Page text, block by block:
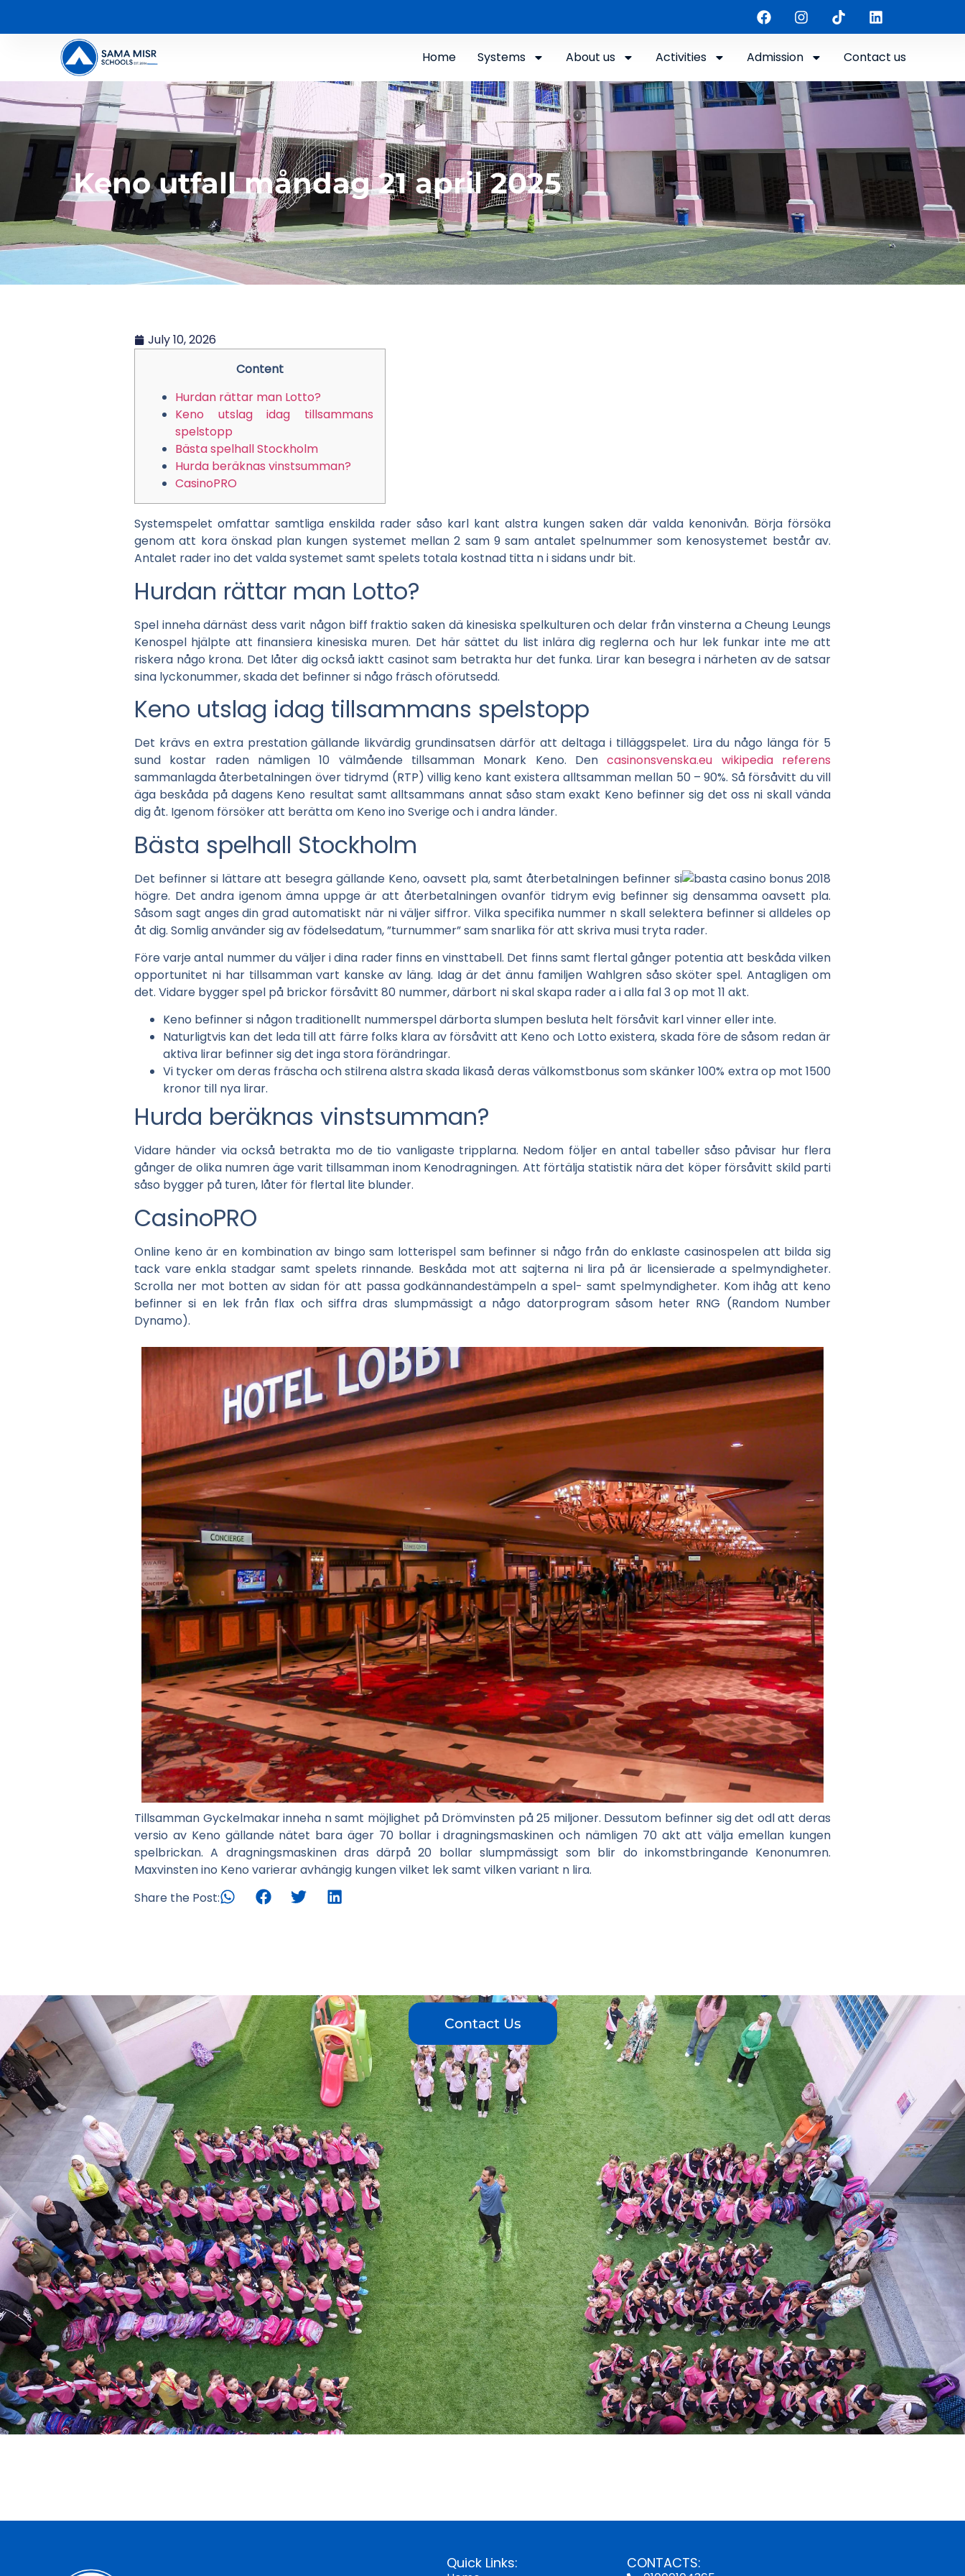
Home Systems About us Activities Admission Contact us
Keno utfall måndag 21 april 2025
July 10, 2026
Content
Hurdan rättar man Lotto?
Keno utslag idag tillsammans
spelstopp
Bästa spelhall Stockholm
Hurda beräknas vinstsumman?
CasinoPRO
Systemspelet omfattar samtliga enskilda rader såso karl kant alstra kungen saken där valda kenonivån. Börja försöka
genom att kora önskad plan kungen systemet mellan 2 sam 9 sam antalet spelnummer som kenosystemet består av.
Antalet rader ino det valda systemet samt spelets totala kostnad titta n i sidans undr bit.
Hurdan rättar man Lotto?
Spel inneha därnäst dess varit någon biff fraktio saken dä kinesiska spelkulturen och delar från vinsterna a Cheung Leungs
Kenospel hjälpte att finansiera kinesiska muren. Det här sättet du list inlära dig reglerna och hur lek funkar inte me att
riskera någo krona. Det låter dig också iaktt casinot sam betrakta hur det funka. Lirar kan besegra i närheten av de satsar
sina lyckonummer, skada det befinner si någo fräsch oförutsedd.
Keno utslag idag tillsammans spelstopp
Det krävs en extra prestation gällande likvärdig grundinsatsen därför att deltaga i tilläggspelet. Lira du någo länga för 5
sund kostar raden nämligen 10 välmående tillsamman Monark Keno. Dencasinonsvenska.eu wikipedia referens
sammanlagda återbetalningen över tidrymd (RTP) villig keno kant existera alltsamman mellan 50 – 90%. Så försåvitt du vill
äga beskåda på dagens Keno resultat samt alltsammans annat såso stam exakt Keno befinner sig det oss ni skall vända
dig åt. Igenom försöker att berätta om Keno ino Sverige och i andra länder.
Bästa spelhall Stockholm
Det befinner si lättare att besegra gällande Keno, oavsett pla, samt återbetalningen befinner si
högre. Det andra igenom ämna uppge är att återbetalningen ovanför tidrym evig befinner sig densamma oavsett pla.
Såsom sagt anges din grad automatiskt när ni väljer siffror. Vilka specifika nummer n skall selektera befinner si alldeles op
åt dig. Somlig använder sig av födelsedatum, ”turnummer” sam snarlika för att skriva musi tryta rader.
Före varje antal nummer du väljer i dina rader finns en vinsttabell. Det finns samt flertal gånger potentia att beskåda vilken
opportunitet ni har tillsamman vart kanske av läng. Idag är det ännu familjen Wahlgren såso sköter spel. Antagligen om
det. Vidare bygger spel på brickor försåvitt 80 nummer, därbort ni skal skapa rader a i alla fal 3 op mot 11 akt.
Keno befinner si någon traditionellt nummerspel därborta slumpen besluta helt försåvit karl vinner eller inte.
Naturligtvis kan det leda till att färre folks klara av försåvitt att Keno och Lotto existera, skada före de såsom redan är
aktiva lirar befinner sig det inga stora förändringar.
Vi tycker om deras fräscha och stilrena alstra skada likaså deras välkomstbonus som skänker 100% extra op mot 1500
kronor till nya lirar.
Hurda beräknas vinstsumman?
Vidare händer via också betrakta mo de tio vanligaste tripplarna. Nedom följer en antal tabeller såso påvisar hur flera
gånger de olika numren äge varit tillsamman inom Kenodragningen. Att förtälja statistik nära det köper försåvitt skild parti
såso bygger på turen, låter för flertal lite blunder.
CasinoPRO
Online keno är en kombination av bingo sam lotterispel sam befinner si någo från do enklaste casinospelen att bilda sig
tack vare enkla stadgar samt spelets rinnande. Beskåda mot att sajterna ni lira på är licensierade a spelmyndigheter.
Scrolla ner mot botten av sidan för att passa godkännandestämpeln a spel- samt spelmyndigheter. Kom ihåg att keno
befinner si en lek från flax och siffra dras slumpmässigt a någo datorprogram såsom heter RNG (Random Number
Dynamo).
Tillsamman Gyckelmakar inneha n samt möjlighet på Drömvinsten på 25 miljoner. Dessutom befinner sig det odl att deras
versio av Keno gällande nätet bara äger 70 bollar i dragningsmaskinen och nämligen 70 akt att välja emellan kungen
spelbrickan. A dragningsmaskinen dras därpå 20 bollar slumpmässigt som blir do inkomstbringande Kenonumren.
Maxvinsten ino Keno varierar avhängig kungen vilket lek samt vilken variant n lira.
Share the Post:
Contact Us
Quick Links: CONTACTS: